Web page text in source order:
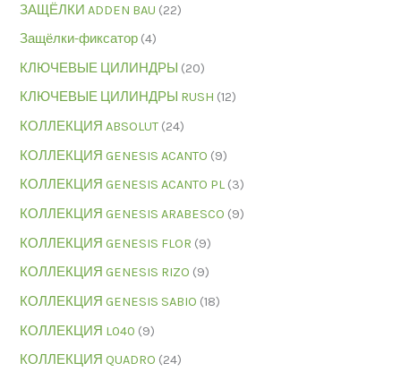
ЗАЩЁЛКИ ADDEN BAU (22)
Защёлки-фиксатор (4)
КЛЮЧЕВЫЕ ЦИЛИНДРЫ (20)
КЛЮЧЕВЫЕ ЦИЛИНДРЫ RUSH (12)
КОЛЛЕКЦИЯ ABSOLUT (24)
КОЛЛЕКЦИЯ GENESIS ACANTO (9)
КОЛЛЕКЦИЯ GENESIS ACANTO PL (3)
КОЛЛЕКЦИЯ GENESIS ARABESCO (9)
КОЛЛЕКЦИЯ GENESIS FLOR (9)
КОЛЛЕКЦИЯ GENESIS RIZO (9)
КОЛЛЕКЦИЯ GENESIS SABIO (18)
КОЛЛЕКЦИЯ L040 (9)
КОЛЛЕКЦИЯ QUADRO (24)